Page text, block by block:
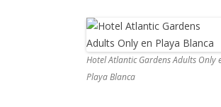
Hotel Atlantic Gardens Adults Only
Playa Blanca